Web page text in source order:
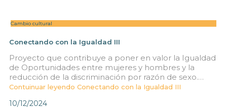
Cambio cultural
Conectando con la Igualdad III
Proyecto que contribuye a poner en valor la Igualdad
de Oportunidades entre mujeres y hombres y la
reducción de la discriminación por razón de sexo.…
Contuinuar leyendo Conectando con la Igualdad III
10/12/2024